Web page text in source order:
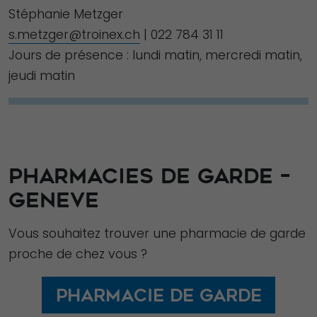
Stéphanie Metzger
s.metzger@troinex.ch | 022 784 31 11
Jours de présence : lundi matin, mercredi matin,
jeudi matin
PHARMACIES DE GARDE –
GENEVE
Vous souhaitez trouver une pharmacie de garde
proche de chez vous ?
Pharmacie de garde